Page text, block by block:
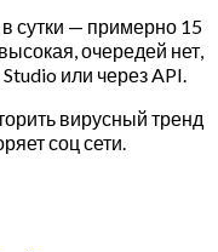
сутки — примерно 15
очередей нет,
или через API.
вирусный тренд
соц сети.